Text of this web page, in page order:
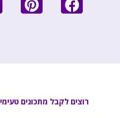
רוצים לקבל מתכונים